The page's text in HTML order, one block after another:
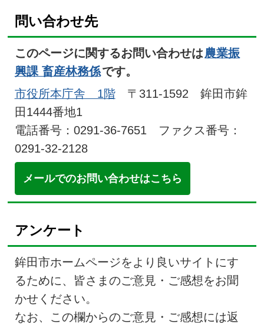
問い合わせ先
このページに関するお問い合わせは農業振
興課 畜産林務係です。
市役所本庁舎 1階〒311-1592 鉾田市鉾
田1444番地1
電話番号：0291-36-7651 ファクス番号：
0291-32-2128
メールでのお問い合わせはこちら
アンケート
鉾田市ホームページをより良いサイトにす
るために、皆さまのご意見・ご感想をお聞
かせください。
なお、この欄からのご意見・ご感想には返